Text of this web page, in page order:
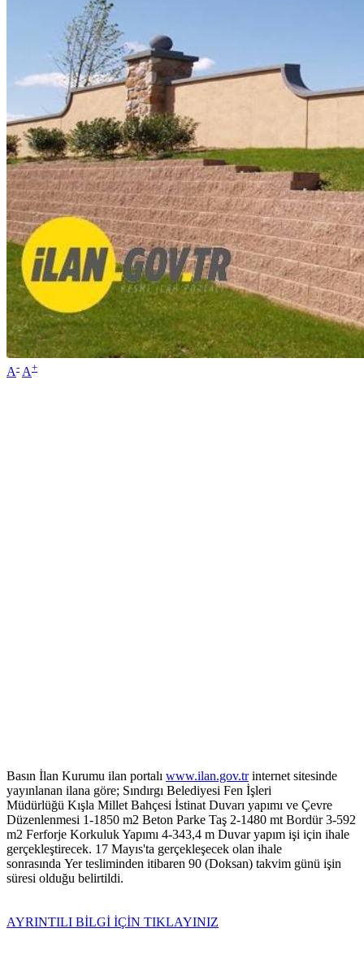
A- A+
Basın İlan Kurumu ilan portalı www.ilan.gov.trinternet sitesinde
yayınlanan ilana göre; Sındırgı Belediyesi Fen İşleri
Müdürlüğü Kışla Millet Bahçesi İstinat Duvarı yapımı ve Çevre
Düzenlenmesi 1-1850 m2 Beton Parke Taş 2-1480 mt Bordür 3-592
m2 Ferforje Korkuluk Yapımı 4-343,4 m Duvar yapım işi için ihale
gerçekleştirecek. 17 Mayıs'ta gerçekleşecek olan ihale
sonrasında Yer tesliminden itibaren 90 (Doksan) takvim günü işin
süresi olduğu belirtildi.
AYRINTILI BİLGİ İÇİN TIKLAYINIZ